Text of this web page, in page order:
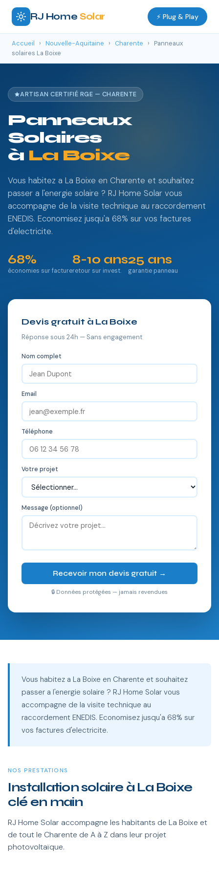
RJ Home Solar ⚡ Plug & Play
Accueil › Nouvelle-Aquitaine › Charente ›
Panneaux
solaires La Boixe
ARTISAN CERTIFIÉ RGE — CHARENTE
Panneaux
Solaires
à La Boixe
Vous habitez a La Boixe en Charente et souhaitez
passer a l'energie solaire ? RJ Home Solar vous
accompagne de la visite technique au raccordement
ENEDIS. Economisez jusqu'a 68% sur vos factures
d'electricite.
68%
économies sur facture
8-10 ans
retour sur invest.
25 ans
garantie panneau
Devis gratuit à La Boixe
Réponse sous 24h — Sans engagement
Nom complet
Email
Téléphone
Votre projet
Message (optionnel)
Recevoir mon devis gratuit →
🔒 Données protégées — jamais revendues
Vous habitez a La Boixe en Charente et souhaitez
passer a l'energie solaire ? RJ Home Solar vous
accompagne de la visite technique au
raccordement ENEDIS. Economisez jusqu'a 68% sur
vos factures d'electricite.
NOS PRESTATIONS
Installation solaire à La Boixe
clé en main
RJ Home Solar accompagne les habitants de La Boixe et
de tout le Charente de A à Z dans leur projet
photovoltaïque.